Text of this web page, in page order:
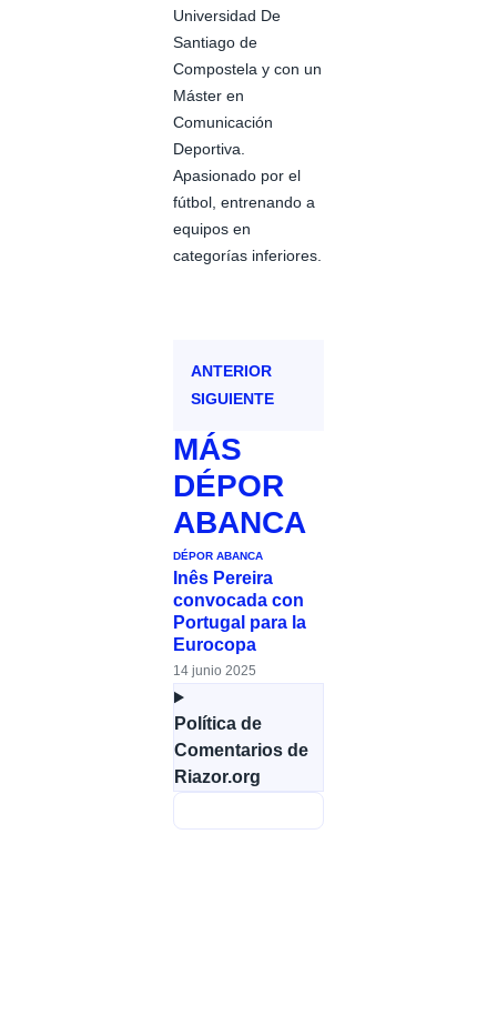
Universidad De
Santiago de
Compostela y con un
Máster en
Comunicación
Deportiva.
Apasionado por el
fútbol, entrenando a
equipos en
categorías inferiores.
ANTERIOR
SIGUIENTE
MÁS
DÉPOR
ABANCA
DÉPOR ABANCA
Inês Pereira
convocada con
Portugal para la
Eurocopa
14 junio 2025
Política de
Comentarios de
Riazor.org